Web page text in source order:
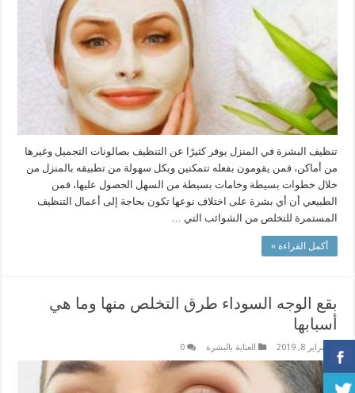
تنظيف البشرة في المنزل يوفر كثيرًا عن التنظيف بصالونات التجميل وغيرها
من أماكن، فمن يقومون بفعله تتمكنين وبكل سهولة من تطبيقه بالمنزل من
خلال خطوات بسيطة وخامات بسيطة من السهل الحصول عليها، فمن
الطبيعي أن أي بشرة على اختلاف نوعها تكون بحاجة إلى أعمال التنظيف
المستمرة للتخلص من الشوائب التي …
أكمل القراءة »
بقع الوجه السوداء طرق التخلص منها وما هي
أسبابها
فبراير 8, 2019 العناية بالبشرة 0